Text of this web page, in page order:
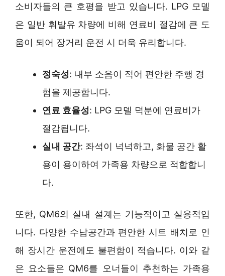
소비자들의 큰 호평을 받고 있습니다. LPG 모델
은 일반 휘발유 차량에 비해 연료비 절감에 큰 도
움이 되어 장거리 운전 시 더욱 유리합니다.
정숙성: 내부 소음이 적어 편안한 주행 경
험을 제공합니다.
연료 효율성: LPG 모델 덕분에 연료비가
절감됩니다.
실내 공간: 좌석이 넉넉하고, 화물 공간 활
용이 용이하여 가족용 차량으로 적합합니
다.
또한, QM6의 실내 설계는 기능적이고 실용적입
니다. 다양한 수납공간과 편안한 시트 배치로 인
해 장시간 운전에도 불편함이 적습니다. 이와 같
은 요소들은 QM6를 오너들이 추천하는 가족용